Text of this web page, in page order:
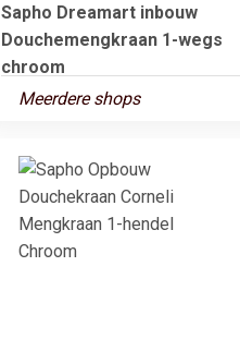
Sapho Dreamart inbouw
Douchemengkraan 1-wegs
chroom
Meerdere shops